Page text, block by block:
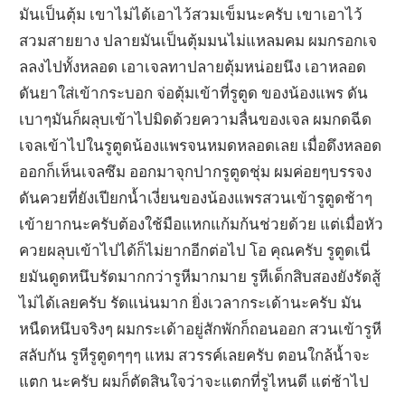
มันเป็นตุ้ม เขาไม่ได้เอาไว้สวมเข็มนะครับ เขาเอาไว้
สวมสายยาง ปลายมันเป็นตุ้มมนไม่แหลมคม ผมกรอกเจ
ลลงไปทั้งหลอด เอาเจลทาปลายตุ้มหน่อยนึง เอาหลอด
ดันยาใส่เข้ากระบอก จ่อตุ้มเข้าที่รูตูด ของน้องแพร ดัน
เบาๆมันก็ผลุบเข้าไปมิดด้วยความลื่นของเจล ผมกดฉีด
เจลเข้าไปในรูตูดน้องแพรจนหมดหลอดเลย เมื่อดึงหลอด
ออกก็เห็นเจลซึม ออกมาจุกปากรูตูดชุ่ม ผมค่อยๆบรรจง
ดันควยที่ยังเปียกน้ำเงี่ยนของน้องแพรสวนเข้ารูตูดช้าๆ
เข้ายากนะครับต้องใช้มือแหกแก้มก้นช่วยด้วย แต่เมื่อหัว
ควยผลุบเข้าไปได้ก็ไม่ยากอีกต่อไป โอ คุณครับ รูตูดเนี่
ยมันดูดหนึบรัดมากกว่ารูหีมากมาย รูหีเด็กสิบสองยังรัดสู้
ไม่ได้เลยครับ รัดแน่นมาก ยิ่งเวลากระเด้านะครับ มัน
หนืดหนึบจริงๆ ผมกระเด้าอยู่สักพักก็ถอนออก สวนเข้ารูหี
สลับกัน รูหีรูตูดๆๆๆ แหม สวรรค์เลยครับ ตอนใกล้น้ำจะ
แตก นะครับ ผมก็ตัดสินใจว่าจะแตกที่รูไหนดี แต่ช้าไป